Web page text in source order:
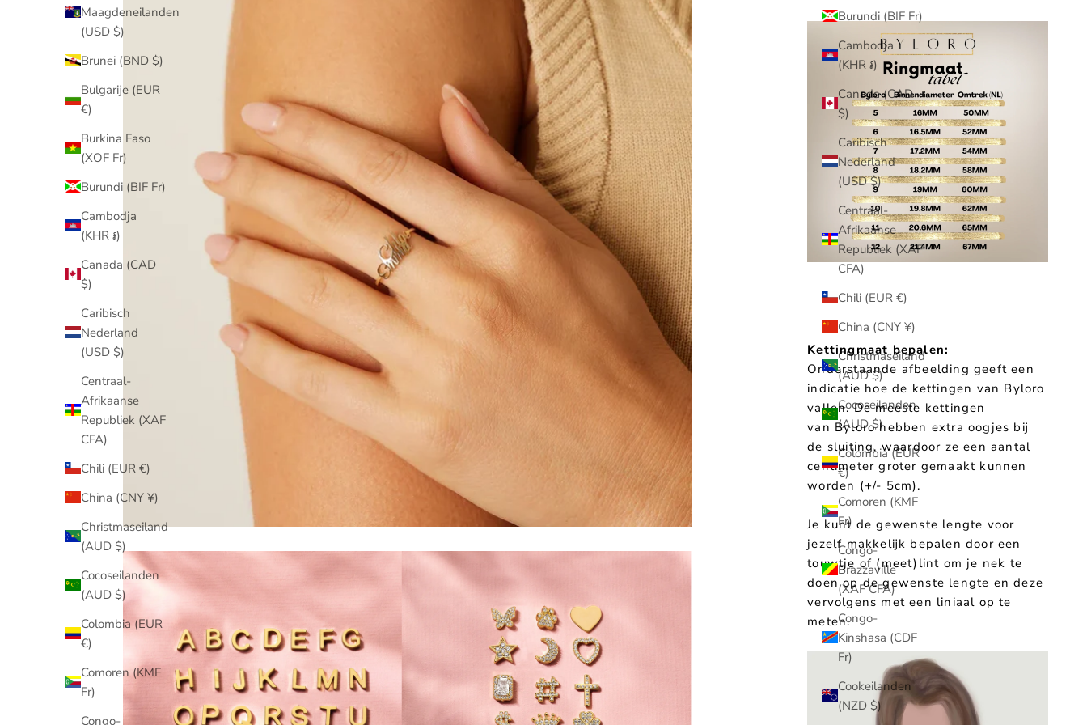
Burundi (BIF Fr)
Cambodja
(KHR ៛)
Canada (CAD
$)
Caribisch
Nederland
(USD $)
Centraal-
Afrikaanse
Republiek (XAF
CFA)
Chili (EUR €)
China (CNY ¥)
Christmaseiland
(AUD $)
Cocoseilanden
(AUD $)
Colombia (EUR
€)
Comoren (KMF
Fr)
Congo-
Brazzaville
(XAF CFA)
Congo-
Kinshasa (CDF
Fr)
Cookeilanden
(NZD $)
Maagdeneilanden
(USD $)
Brunei (BND $)
Bulgarije (EUR
€)
Burkina Faso
(XOF Fr)
Burundi (BIF Fr)
Cambodja
(KHR ៛)
Canada (CAD
$)
Caribisch
Nederland
(USD $)
Centraal-
Afrikaanse
Republiek (XAF
CFA)
Chili (EUR €)
China (CNY ¥)
Christmaseiland
(AUD $)
Cocoseilanden
(AUD $)
Colombia (EUR
€)
Comoren (KMF
Fr)
Congo-
Kettingmaat bepalen:
Onderstaande afbeelding geeft een
indicatie hoe de kettingen van Byloro
vallen. De meeste kettingen
van Byloro hebben extra oogjes bij
de sluiting, waardoor ze een aantal
centimeter groter gemaakt kunnen
worden (+/- 5cm).
Je kunt de gewenste lengte voor
jezelf makkelijk bepalen door een
touwtje of (meet)lint om je nek te
doen op de gewenste lengte en deze
vervolgens met een liniaal op te
meten.